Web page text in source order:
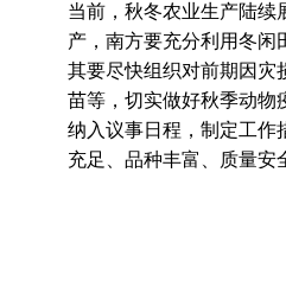
当前，秋冬农业生产陆续
产，南方要充分利用冬闲
其要尽快组织对前期因灾
苗等，切实做好秋季动物
纳入议事日程，制定工作
充足、品种丰富、质量安